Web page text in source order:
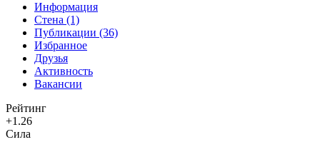
Информация
Стена (1)
Публикации (36)
Избранное
Друзья
Активность
Вакансии
Рейтинг
+1.26
Сила